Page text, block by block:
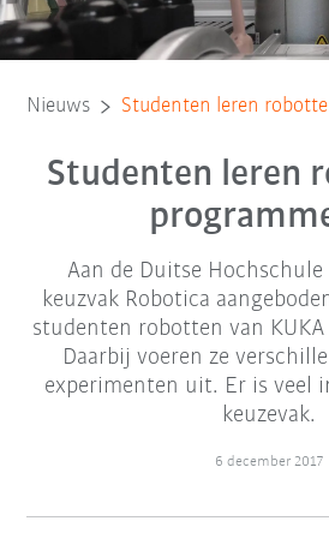
Nieuws Studenten leren
Studenten leren
Aan de Duitse
keuzvak Robotica
studenten robotten van
Daarbij voeren ze
experimenten uit. Er is veel
keuzevak.
6 december 2017